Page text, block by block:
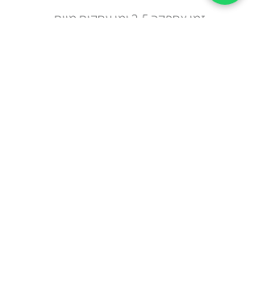
זמן אספקה 2-5 ימי עסקים מיום